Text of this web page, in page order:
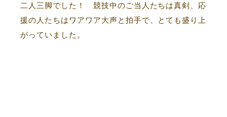
二人三脚でした！ 競技中のご当人たちは真剣、応
援の人たちはワアワア大声と拍手で、とても盛り上
がっていました。